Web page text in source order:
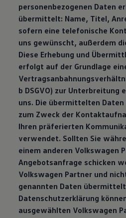
personenbezogenen Daten
übermittelt: Name, Titel,
sofern eine telefonische
uns gewünscht, außerdem
Diese Erhebung und
erfolgt auf der Grundlage
b DSGVO) zur Unterbreitung
uns. Die übermittelten
zum Zweck der
Ihren präferierten
verwendet. Sollten Sie
einem anderen Volkswagen
Angebotsanfrage schicken
Volkswagen Partner und
genannten Daten
Datenschutzerklärung
ausgewählten Volkswagen